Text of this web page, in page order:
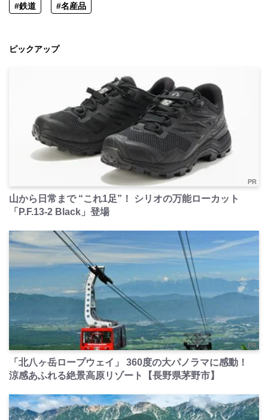
#鉄道 #名産品
ピックアップ
PR
山から日常まで “これ1足”！ シリオの万能ローカット
「P.F.13-2 Black」登場
PR
「北八ヶ岳ロープウェイ」 360度の大パノラマに感動！
涼感あふれる絶景高原リゾート【長野県茅野市】